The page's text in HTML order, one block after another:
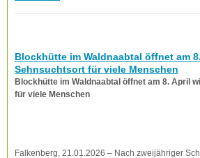
Blockhütte im Waldnaabtal öffnet am
Sehnsuchtsort für viele Menschen
Blockhütte im Waldnaabtal öffnet am 8. April
für viele Menschen
Falkenberg, 21.01.2026 – Nach zweijähriger